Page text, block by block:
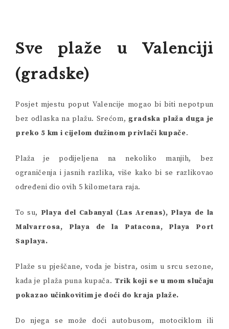
Sve plaže u Valenciji
(gradske)
Posjet mjestu poput Valencije mogao bi biti nepotpun
bez odlaska na plažu. Srećom, gradska plaža duga je
preko 5 km i cijelom dužinom privlači kupače.
Plaža je podijeljena na nekoliko manjih, bez
ograničenja i jasnih razlika, više kako bi se razlikovao
određeni dio ovih 5 kilometara raja.
To su, Playa del Cabanyal (Las Arenas), Playa de la
Malvarrosa, Playa de la Patacona, Playa Port
Saplaya.
Plaže su pješčane, voda je bistra, osim u srcu sezone,
kada je plaža puna kupača. Trik koji se u mom slučaju
pokazao učinkovitim je doći do kraja plaže.
Do njega se može doći autobusom, motociklom ili